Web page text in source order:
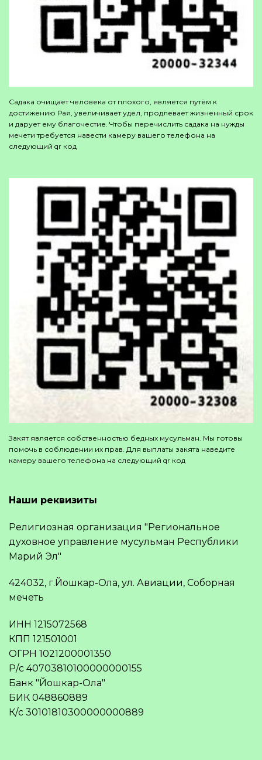
Садака очищает человека от плохого, является путём к
достижению Рая, увеличивает удел, продлевает жизненный срок
и дарует ему благочестие. Чтобы перечислить садака на нужды
мечети требуется навести камеру вашего телефона на
следующий qr код
Закят является собственностью бедных мусульман. Мы готовы
помочь в соблюдении их прав. Для выплаты закята наведите
камеру вашего телефона на следующий qr код
Наши реквизиты
Религиозная организация "Региональное
духовное управление мусульман Республики
Марий Эл"
424032, г.Йошкар-Ола, ул. Авиации, Соборная
мечеть
ИНН 1215072568
КПП 121501001
ОГРН 1021200001350
Р/с 40703810100000000155
Банк "Йошкар-Ола"
БИК 048860889
К/с 30101810300000000889